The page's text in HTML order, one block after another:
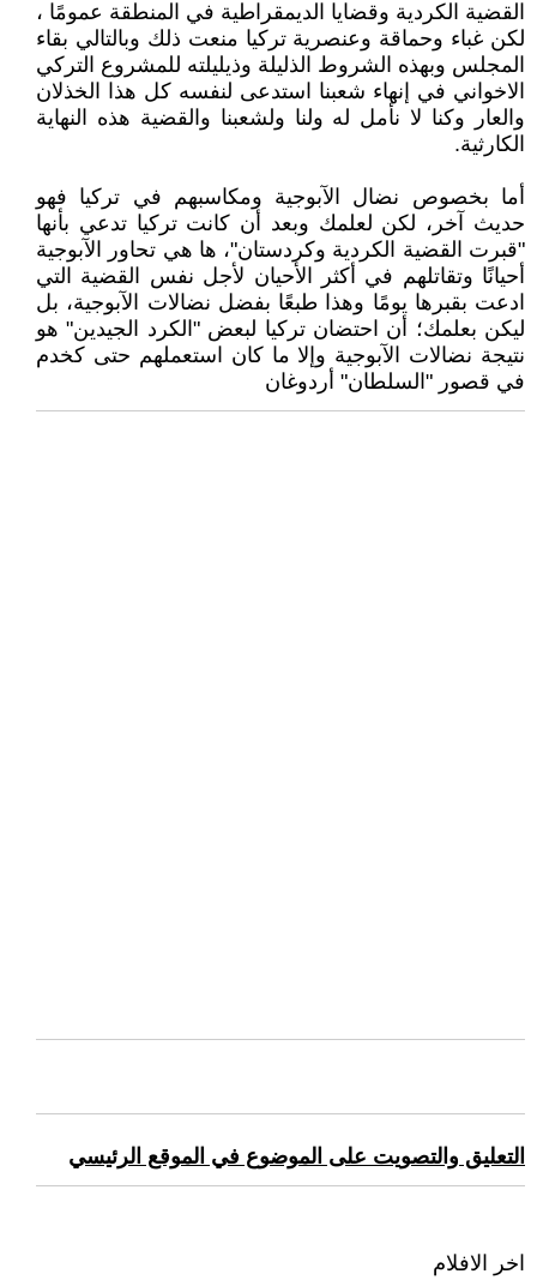
القضية الكردية وقضايا الديمقراطية في المنطقة عمومًا ،
لكن غباء وحماقة وعنصرية تركيا منعت ذلك وبالتالي بقاء
المجلس وبهذه الشروط الذليلة وذيليلته للمشروع التركي
الاخواني في إنهاء شعبنا استدعى لنفسه كل هذا الخذلان
والعار وكنا لا نأمل له ولنا ولشعبنا والقضية هذه النهاية
الكارثية.
أما بخصوص نضال الآبوجية ومكاسبهم في تركيا فهو
حديث آخر، لكن لعلمك وبعد أن كانت تركيا تدعي بأنها
"قبرت القضية الكردية وكردستان"، ها هي تحاور الآبوجية
أحيانًا وتقاتلهم في أكثر الأحيان لأجل نفس القضية التي
ادعت بقبرها يومًا وهذا طبعًا بفضل نضالات الآبوجية، بل
ليكن بعلمك؛ أن احتضان تركيا لبعض "الكرد الجيدين" هو
نتيجة نضالات الآبوجية وإلا ما كان استعملهم حتى كخدم
في قصور "السلطان" أردوغان
التعليق والتصويت على الموضوع في الموقع الرئيسي
اخر الافلام